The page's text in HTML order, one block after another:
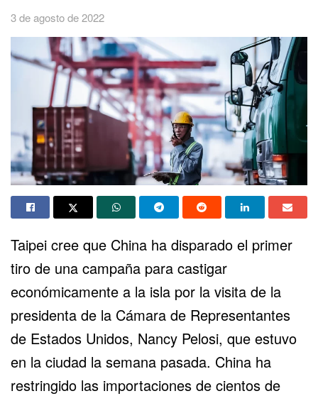
3 de agosto de 2022
Taipei cree que China ha disparado el primer
tiro de una campaña para castigar
económicamente a la isla por la visita de la
presidenta de la Cámara de Representantes
de Estados Unidos, Nancy Pelosi, que estuvo
en la ciudad la semana pasada. China ha
restringido las importaciones de cientos de